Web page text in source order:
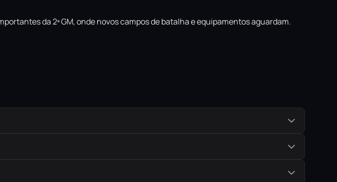
da 2ª GM, onde novos campos de batalha e equipamentos aguardam.